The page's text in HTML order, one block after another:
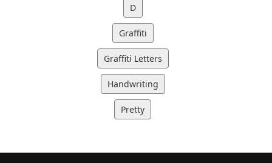
D
Graffiti
Graffiti Letters
Handwriting
Pretty